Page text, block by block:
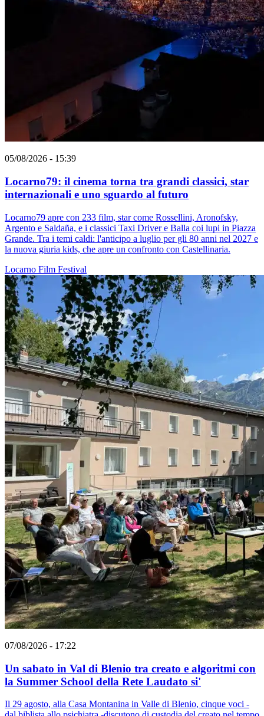
05/08/2026 - 15:39
Locarno79: il cinema torna tra grandi classici, star
internazionali e uno sguardo al futuro
Locarno79 apre con 233 film, star come Rossellini, Aronofsky,
Argento e Saldaña, e i classici Taxi Driver e Balla coi lupi in Piazza
Grande. Tra i temi caldi: l'anticipo a luglio per gli 80 anni nel 2027 e
la nuova giuria kids, che apre un confronto con Castellinaria.
Locarno Film Festival
07/08/2026 - 17:22
Un sabato in Val di Blenio tra creato e algoritmi con
la Summer School della Rete Laudato si'
Il 29 agosto, alla Casa Montanina in Valle di Blenio, cinque voci -